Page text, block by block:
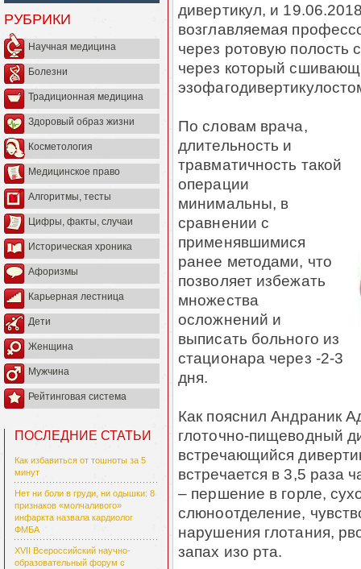
РУБРИКИ
Научная медицина
Болезни
Традиционная медицина
Здоровый образ жизни
Косметология
Медицинское право
Алгоритмы, тесты
Цифры, факты, случаи
Историческая хроника
Афоризмы
Карьерная лестница
Дети
Женщина
Мужчина
Рейтинговая система
ПОСЛЕДНИЕ СТАТЬИ
Как избавиться от тошноты за 5
минут
Нет ни боли в груди, ни одышки: 8
признаков «молчаливого»
инфаркта назвала кардиолог
ФМБА
XVII Всероссийский научно-
образовательный форум с
дивертикул, и
возглавляемая
через ротовую полость
через который
По словам врача,
длительность и
травматичность такой
операции
минимальны, в
сравнении с
применявшимися
ранее методами, что
позволяет избежать
множества
осложнений и
выписать больного из
стационара через -2-3
дня.
Как пояснил Андраник
глоточно-пищеводный
встречающийся
встречается в 3,5
– першение в горле,
слюноотделение,
нарушения глотания,
запах изо рта.